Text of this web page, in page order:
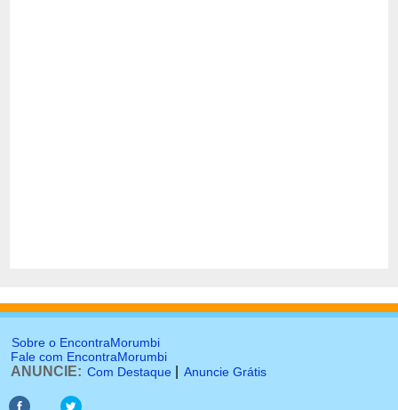
Sobre o EncontraMorumbi
Fale com EncontraMorumbi
ANUNCIE: Com Destaque Anuncie Grátis